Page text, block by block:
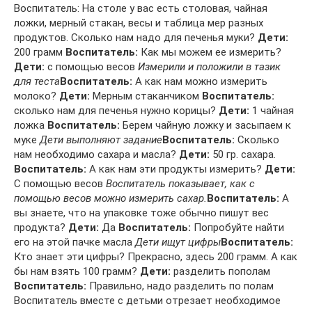
Воспитатель: На столе у вас есть столовая, чайная
ложки, мерный стакан, весы и таблица мер разных
продуктов. Сколько нам надо для печенья муки? Дети:
200 грамм Воспитатель: Как мы можем ее измерить?
Дети: с помощью весов Измерили и положили в тазик
для тестаВоспитатель: А как нам можно измерить
молоко? Дети: Мерным стаканчиком Воспитатель:
сколько нам для печенья нужно корицы? Дети: 1 чайная
ложка Воспитатель: Берем чайную ложку и засыпаем к
мукеДети выполняют заданиеВоспитатель: Сколько
нам необходимо сахара и масла? Дети: 50 гр. сахара.
Воспитатель: А как нам эти продукты измерить? Дети:
С помощью весов Воспитатель показывает, как с
помощью весов можно измерить сахар.Воспитатель: А
вы знаете, что на упаковке тоже обычно пишут вес
продукта? Дети: Да Воспитатель: Попробуйте найти
его на этой пачке маслаДети ищут цифрыВоспитатель:
Кто знает эти цифры? Прекрасно, здесь 200 грамм. А как
бы нам взять 100 грамм? Дети: разделить пополам
Воспитатель: Правильно, надо разделить по полам
Воспитатель вместе с детьми отрезает необходимое